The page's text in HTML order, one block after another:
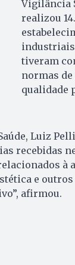
Vigilância
realizou
industriais
tiveram
normas
qualidade
Luiz
recebidas
à
e
afirmou.